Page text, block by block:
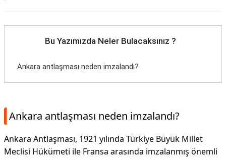
Bu Yazımızda Neler Bulacaksınız ?
Ankara antlaşması neden imzalandı?
Ankara antlaşması neden imzalandı?
Ankara Antlaşması, 1921 yılında Türkiye Büyük Millet
Meclisi Hükümeti ile Fransa arasında imzalanmış önemli